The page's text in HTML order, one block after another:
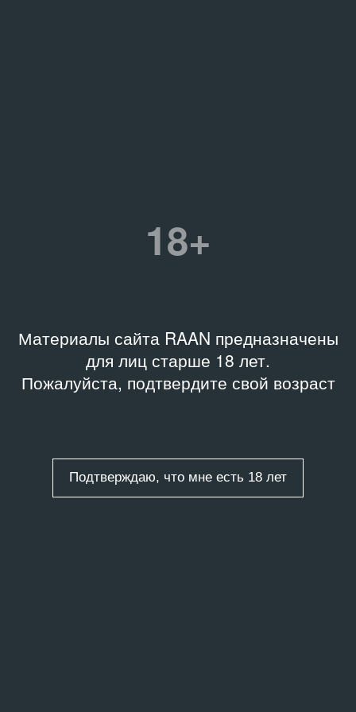
18+
Материалы сайта RAAN предназначены
для лиц старше 18 лет.
Пожалуйста, подтвердите свой возраст
Подтверждаю, что мне есть 18 лет